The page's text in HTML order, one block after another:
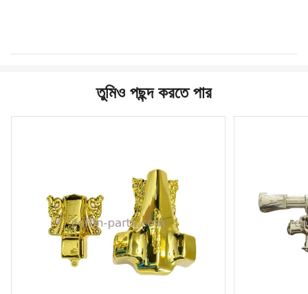
তুমিও পছন্দ করতে পার